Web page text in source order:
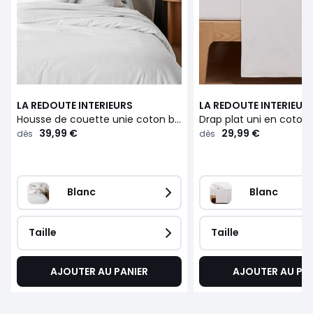
LA REDOUTE INTERIEURS
Housse de couette unie coton biologique, Scenario
dès 39,99 €
Blanc
Taille
AJOUTER AU PANIER
LA REDOUTE
dès 29,99 €
Blanc
Taille
AJOUTER AU